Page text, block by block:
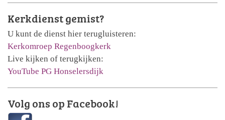
Kerkdienst gemist?
U kunt de dienst hier terugluisteren:
Kerkomroep Regenboogkerk
Live kijken of terugkijken:
YouTube PG Honselersdijk
Volg ons op Facebook!